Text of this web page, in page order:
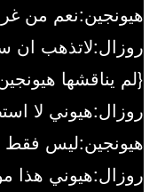
هيونجين:نعم من
روزال:لاتذهب ان
{لم يناقشها
روزال:هيوني لا
هيونجين:ليس
روزال:هيوني هذا